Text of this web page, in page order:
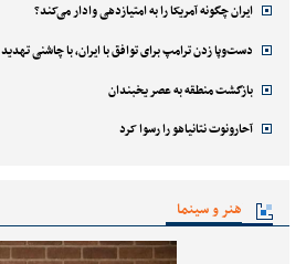
ایران چگونه آمریکا را به امتیازدهی وادار می‌کند؟
دست‌وپا زدن ترامپ برای توافق با ایران، با چاشنی تهدید
بازگشت منطقه به عصر یخبندان
آحارونوت نتانیاهو را رسوا کرد
هنر و سینما